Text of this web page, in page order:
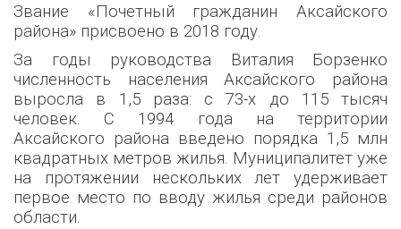
Звание «Почетный гражданин Аксайского
района» присвоено в 2018 году.
За годы руководства Виталия Борзенко
численность населения Аксайского района
выросла в 1,5 раза: с 73-х до 115 тысяч
человек. С 1994 года на территории
Аксайского района введено порядка 1,5 млн
квадратных метров жилья. Муниципалитет уже
на протяжении нескольких лет удерживает
первое место по вводу жилья среди районов
области.